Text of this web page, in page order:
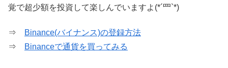
覚で超少額を投資して楽しんでいますよ(*´罒`*)
⇒
Binance(バイナンス)の登録方法
⇒
Binanceで通貨を買ってみる